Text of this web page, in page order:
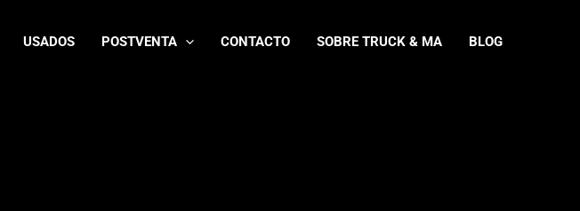
USADOS POSTVENTA CONTACTO SOBRE TRUCK & MA BLOG